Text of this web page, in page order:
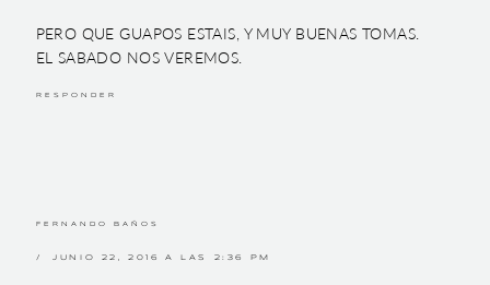
PERO QUE GUAPOS ESTAIS, Y MUY BUENAS TOMAS.
EL SABADO NOS VEREMOS.
RESPONDER
FERNANDO BAÑOS
JUNIO 22, 2016 A LAS 2:36 PM